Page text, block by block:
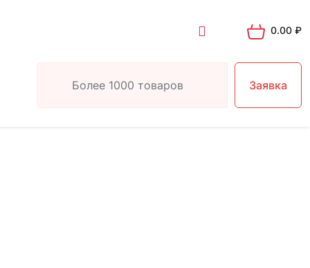
0.00 ₽
Заявка